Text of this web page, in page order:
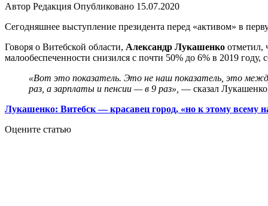
Автор Редакция Опубликовано 15.07.2020
Сегодняшнее выступление президента перед «активом» в
Говоря о Витебской области, Александр Лукашенко отметил,
малообеспеченности снизился с почти 50% до 6% в 2019 году,
«Вот это показатель. Это не наш показатель, это
раз, а зарплаты и пенсии — в 9 раз», — сказал
Лукашенко: Витебск — красавец город, «но к этому всему
Оцените статью